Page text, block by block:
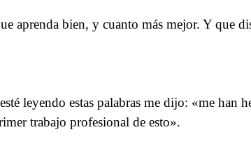
aprenda bien, y cuanto más mejor. Y que
leyendo estas palabras me dijo: «me
trabajo profesional de esto».